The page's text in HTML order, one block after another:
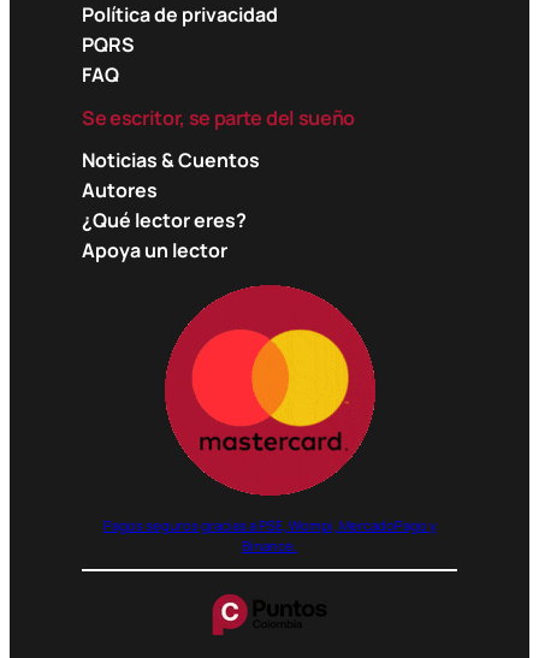
Política de privacidad
PQRS
FAQ
Se escritor, se parte del sueño
Noticias & Cuentos
Autores
¿Qué lector eres?
Apoya un lector
Pagos seguros gracias a PSE, Wompi, MercadoPago y
Binance.